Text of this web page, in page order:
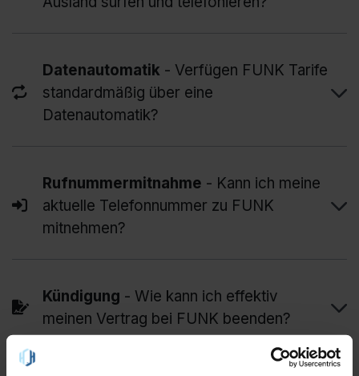
Datenautomatik - Verfügen FUNK Tarife
standardmäßig über eine
Datenautomatik?
Rufnummermitnahme - Kann ich meine
aktuelle Telefonnummer zu FUNK
mitnehmen?
Kündigung - Wie kann ich effektiv
meinen Vertrag bei FUNK beenden?